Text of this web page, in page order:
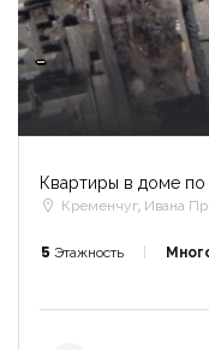
-
Квартиры в доме по
Кременчуг, Ивана
5 Этажность